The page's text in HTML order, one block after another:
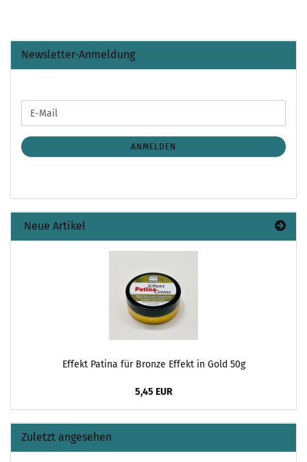
Newsletter-Anmeldung
ZUR
ANMELDUNG
E-
Mail
ANMELDEN
Neue Artikel
Effekt Patina für Bronze Effekt in Gold 50g
5,45 EUR
Zuletzt angesehen